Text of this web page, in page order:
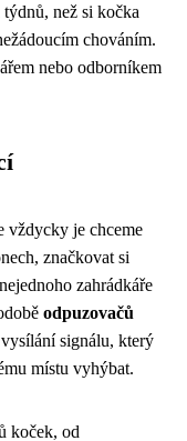
než si kočka
chováním.
nebo odborníkem
vždycky je chceme
značkovat si
zahrádkáře
odpuzovačů
signálu, který
místu vyhýbat.
koček, od